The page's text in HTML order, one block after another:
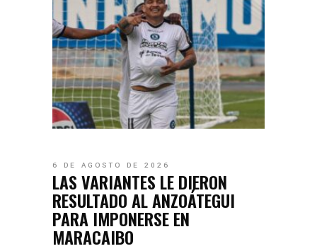
6 DE AGOSTO DE 2026
LAS VARIANTES LE DIERON
RESULTADO AL ANZOÁTEGUI
PARA IMPONERSE EN
MARACAIBO